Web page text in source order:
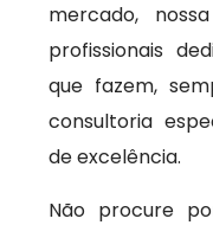
mercado,
profissionais
que fazem,
consultoria
de excelência.
Não procure